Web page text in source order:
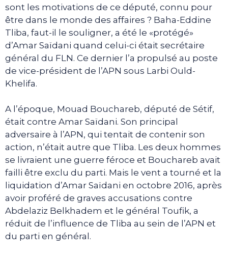
sont les motivations de ce député, connu pour
être dans le monde des affaires ? Baha-Eddine
Tliba, faut-il le souligner, a été le «protégé»
d’Amar Saïdani quand celui-ci était secrétaire
général du FLN. Ce dernier l’a propulsé au poste
de vice-président de l’APN sous Larbi Ould-
Khelifa.
A l’époque, Mouad Bouchareb, député de Sétif,
était contre Amar Saïdani. Son principal
adversaire à l’APN, qui tentait de contenir son
action, n’était autre que Tliba. Les deux hommes
se livraient une guerre féroce et Bouchareb avait
failli être exclu du parti. Mais le vent a tourné et la
liquidation d’Amar Saïdani en octobre 2016, après
avoir proféré de graves accusations contre
Abdelaziz Belkhadem et le général Toufik, a
réduit de l’influence de Tliba au sein de l’APN et
du parti en général.